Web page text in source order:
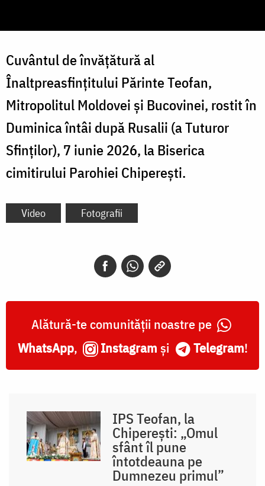
Cuvântul de învățătură al
Înaltpreasfințitului Părinte Teofan,
Mitropolitul Moldovei și Bucovinei, rostit în
Duminica întâi după Rusalii (a Tuturor
Sfinților), 7 iunie 2026, laBiserica
cimitirului Parohiei Chiperești.
Video Fotografii
Alătură-te comunității noastre pe
WhatsApp, Instagram și Telegram!
IPS Teofan, la
Chiperești: „Omul
sfânt îl pune
întotdeauna pe
Dumnezeu primul”